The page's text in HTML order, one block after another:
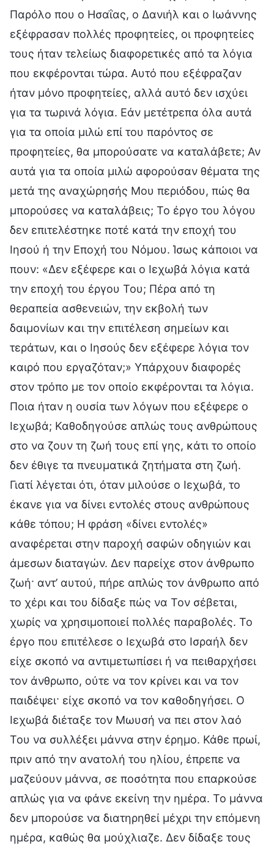
Παρόλο που ο Ησαΐας, ο Δανιήλ και ο Ιωάννης
εξέφρασαν πολλές προφητείες, οι προφητείες
τους ήταν τελείως διαφορετικές από τα λόγια
που εκφέρονται τώρα. Αυτό που εξέφραζαν
ήταν μόνο προφητείες, αλλά αυτό δεν ισχύει
για τα τωρινά λόγια. Εάν μετέτρεπα όλα αυτά
για τα οποία μιλώ επί του παρόντος σε
προφητείες, θα μπορούσατε να καταλάβετε; Αν
αυτά για τα οποία μιλώ αφορούσαν θέματα της
μετά της αναχώρησής Μου περιόδου, πώς θα
μπορούσες να καταλάβεις; Το έργο του λόγου
δεν επιτελέστηκε ποτέ κατά την εποχή του
Ιησού ή την Εποχή του Νόμου. Ίσως κάποιοι να
πουν: «Δεν εξέφερε και ο Ιεχωβά λόγια κατά
την εποχή του έργου Του; Πέρα από τη
θεραπεία ασθενειών, την εκβολή των
δαιμονίων και την επιτέλεση σημείων και
τεράτων, και ο Ιησούς δεν εξέφερε λόγια τον
καιρό που εργαζόταν;» Υπάρχουν διαφορές
στον τρόπο με τον οποίο εκφέρονται τα λόγια.
Ποια ήταν η ουσία των λόγων που εξέφερε ο
Ιεχωβά; Καθοδηγούσε απλώς τους ανθρώπους
στο να ζουν τη ζωή τους επί γης, κάτι το οποίο
δεν έθιγε τα πνευματικά ζητήματα στη ζωή.
Γιατί λέγεται ότι, όταν μιλούσε ο Ιεχωβά, το
έκανε για να δίνει εντολές στους ανθρώπους
κάθε τόπου; Η φράση «δίνει εντολές»
αναφέρεται στην παροχή σαφών οδηγιών και
άμεσων διαταγών. Δεν παρείχε στον άνθρωπο
ζωή· αντ’ αυτού, πήρε απλώς τον άνθρωπο από
το χέρι και του δίδαξε πώς να Τον σέβεται,
χωρίς να χρησιμοποιεί πολλές παραβολές. Το
έργο που επιτέλεσε ο Ιεχωβά στο Ισραήλ δεν
είχε σκοπό να αντιμετωπίσει ή να πειθαρχήσει
τον άνθρωπο, ούτε να τον κρίνει και να τον
παιδέψει· είχε σκοπό να τον καθοδηγήσει. Ο
Ιεχωβά διέταξε τον Μωυσή να πει στον λαό
Του να συλλέξει μάννα στην έρημο. Κάθε πρωί,
πριν από την ανατολή του ηλίου, έπρεπε να
μαζεύουν μάννα, σε ποσότητα που επαρκούσε
απλώς για να φάνε εκείνη την ημέρα. Το μάννα
δεν μπορούσε να διατηρηθεί μέχρι την επόμενη
ημέρα, καθώς θα μούχλιαζε. Δεν δίδαξε τους